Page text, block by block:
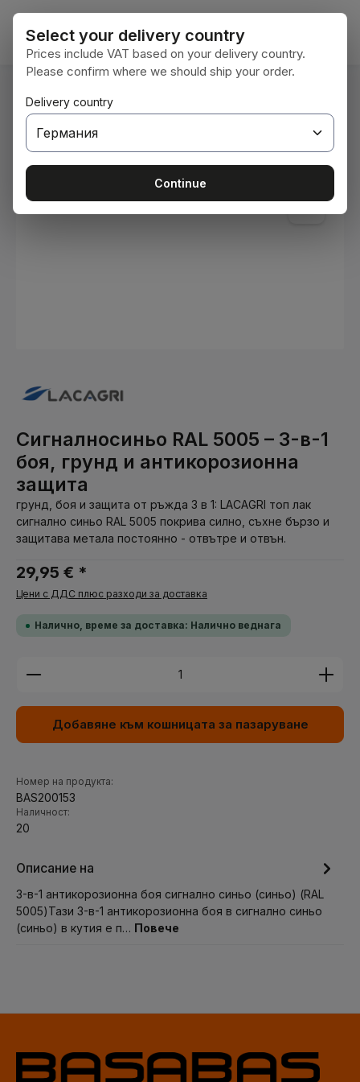
Преминете към основното съдържание
Вие сте тук: Начална страница
Бои и лакове
Пропуснете галерия с изображения
Сигналносиньо RAL 5005 – 3-в-1
боя, грунд и антикорозионна
защита
грунд, боя и защита от ръжда 3 в 1: LACAGRI топ лак
сигнално синьо RAL 5005 покрива силно, съхне бързо и
защитава метала постоянно - отвътре и отвън.
29,95 € *
Цени с ДДС плюс разходи за доставка
Налично, време за доставка: Налично веднага
Количество на продукта: Въведете желаната
Добавяне към кошницата за пазаруване
Номер на продукта:
BAS200153
Наличност:
20
Описание на
3-в-1 антикорозионна боя сигнално синьо (синьо) (RAL
5005)Тази 3-в-1 антикорозионна боя в сигнално синьо
(синьо) в кутия е п… Повече
Select your delivery country
Prices include VAT based on your delivery country.
Please confirm where we should ship your order.
Delivery country
Continue